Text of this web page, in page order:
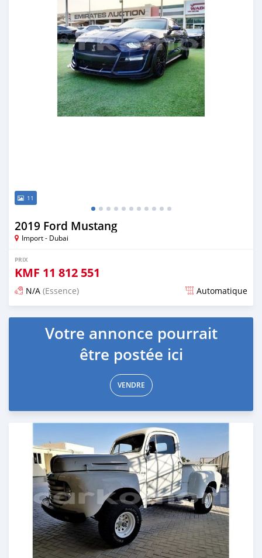
11
2019 Ford Mustang
Import - Dubai
PRIX
KMF 11 812 551
N/A (Essence) Automatique
Publié il y a presque 6 ans
Votre annonce pourrait
être postée ici
VENDRE